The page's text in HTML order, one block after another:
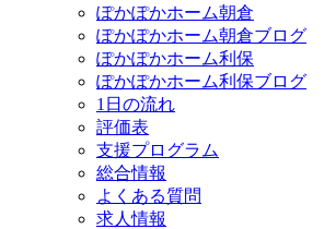
ぽかぽかホーム朝倉
ぽかぽかホーム朝倉ブログ
ぽかぽかホーム利保
ぽかぽかホーム利保ブログ
1日の流れ
評価表
支援プログラム
総合情報
よくある質問
求人情報